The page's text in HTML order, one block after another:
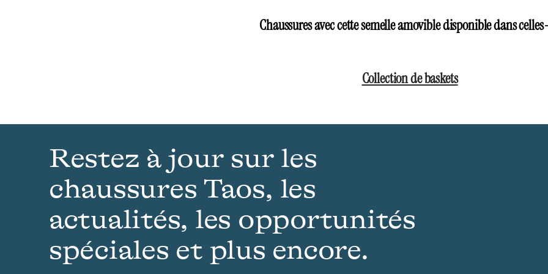
Chaussures avec cette semelle amovible disponible dans
Collection de baskets
Restez à jour sur les
chaussures Taos, les
actualités, les opportunités
spéciales et plus encore.